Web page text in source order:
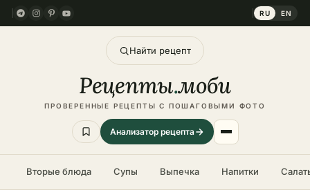
RU EN
Найти рецепт
Рецепты.моби
ПРОВЕРЕННЫЕ РЕЦЕПТЫ С ПОШАГОВЫМИ ФОТО
Анализатор рецепта
Вторые блюда Супы Выпечка Напитки